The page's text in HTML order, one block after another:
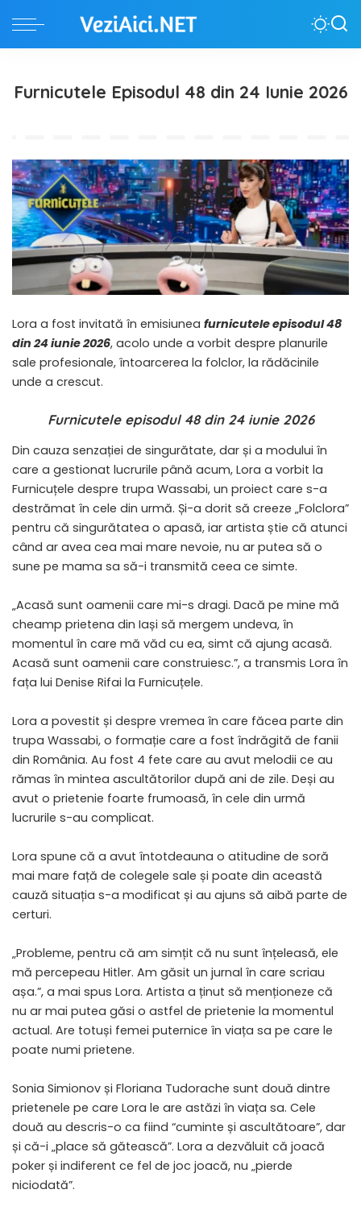
Furnicutele Episodul 48 din 24 Iunie 2026
Lora a fost invitată în emisiunea furnicutele episodul 48
din 24 iunie 2026, acolo unde a vorbit despre planurile
sale profesionale, întoarcerea la folclor, la rădăcinile
unde a crescut.
Furnicutele episodul 48 din 24 iunie 2026
Din cauza senzației de singurătate, dar și a modului în
care a gestionat lucrurile până acum, Lora a vorbit la
Furnicuțele despre trupa Wassabi, un proiect care s-a
destrămat în cele din urmă. Și-a dorit să creeze „Folclora”
pentru că singurătatea o apasă, iar artista știe că atunci
când ar avea cea mai mare nevoie, nu ar putea să o
sune pe mama sa să-i transmită ceea ce simte.
„Acasă sunt oamenii care mi-s dragi. Dacă pe mine mă
cheamp prietena din Iași să mergem undeva, în
momentul în care mă văd cu ea, simt că ajung acasă.
Acasă sunt oamenii care construiesc.”, a transmis Lora în
fața lui Denise Rifai la Furnicuțele.
Lora a povestit și despre vremea în care făcea parte din
trupa Wassabi, o formație care a fost îndrăgită de fanii
din România. Au fost 4 fete care au avut melodii ce au
rămas în mintea ascultătorilor după ani de zile. Deși au
avut o prietenie foarte frumoasă, în cele din urmă
lucrurile s-au complicat.
Lora spune că a avut întotdeauna o atitudine de soră
mai mare față de colegele sale și poate din această
cauză situația s-a modificat și au ajuns să aibă parte de
certuri.
„Probleme, pentru că am simțit că nu sunt înțeleasă, ele
mă percepeau Hitler. Am găsit un jurnal în care scriau
așa.”, a mai spus Lora. Artista a ținut să menționeze că
nu ar mai putea găsi o astfel de prietenie la momentul
actual. Are totuși femei puternice în viața sa pe care le
poate numi prietene.
Sonia Simionov și Floriana Tudorache sunt două dintre
prietenele pe care Lora le are astăzi în viața sa. Cele
două au descris-o ca fiind “cuminte și ascultătoare”, dar
și că-i „place să gătească”. Lora a dezvăluit că joacă
poker și indiferent ce fel de joc joacă, nu „pierde
niciodată”.